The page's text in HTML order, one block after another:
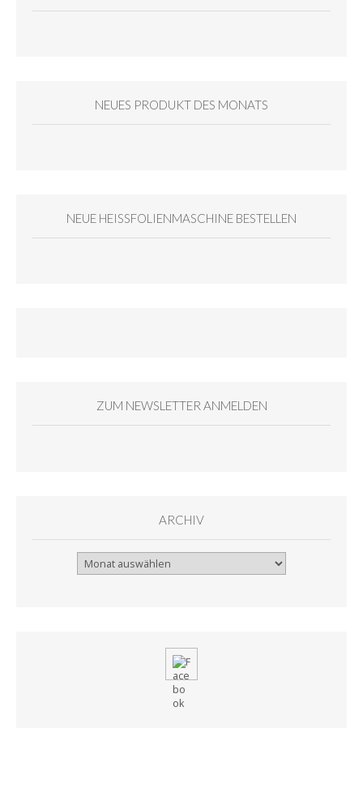
NEUES PRODUKT DES MONATS
NEUE HEISSFOLIENMASCHINE BESTELLEN
ZUM NEWSLETTER ANMELDEN
ARCHIV
Archiv